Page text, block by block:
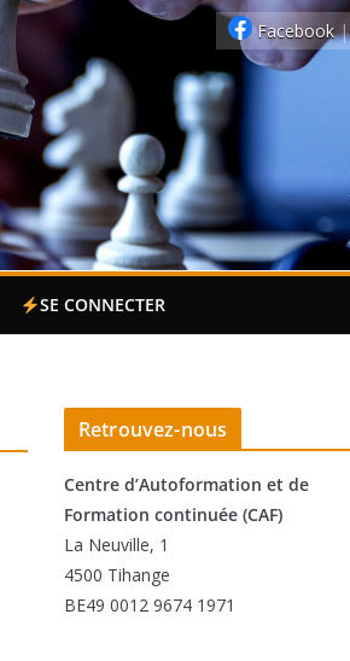
SE CONNECTER
Retrouvez-nous
Centre d’Autoformation et de
Formation continuée (CAF)
La Neuville, 1
4500 Tihange
BE49 0012 9674 1971
Facebook|